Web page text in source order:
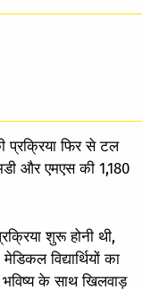
प्रक्रिया फिर से टल
और एमएस की 1,180
शुरू होनी थी,
विद्यार्थियों का
के साथ खिलवाड़